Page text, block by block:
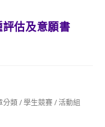
估及意願書
分類/學生競賽/活動組